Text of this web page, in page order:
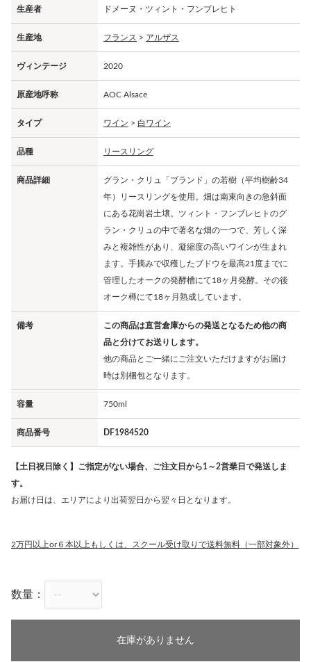
生産者 ドメーヌ・ツィント・フンブレヒト
生産地 フランス > アルザス
ヴィンテージ 2020
原産地呼称 AOC Alsace
タイプ ワイン > 白ワイン
品種 リースリング
商品詳細
グラン・クリュ「ブランド」の若樹（平均樹齢34
年）リースリングを使用。畑は南東向きの急斜面
にある花崗岩土壌。ツィント・フンブレヒトのグ
ラン・クリュの中で著名な畑の一つで、芳しく深
みと複雑性があり、凝縮度の高いワインが生まれ
ます。手摘みで収穫したブドウを最高21度までに
管理したオークの発酵槽にて18ヶ月発酵。その後
オーク樽にて18ヶ月熟成しています。
備考
この商品は直営倉庫からの発送となるため他の商
品と分けてお送りします。
他の商品とご一緒にご注文いただけますがお届け
時は別梱包となります。
容量 750ml
商品番号 DF1984520
【土日祝日除く】ご指定がない場合、ご注文日から1～2営業日で発送しま
す。
お届け日は、エリアにより出荷翌日から翌々日となります。
2万円以上or６本以上もしくは、スクール受け取りで送料無料（一部対象外）
数量：
在庫がありません